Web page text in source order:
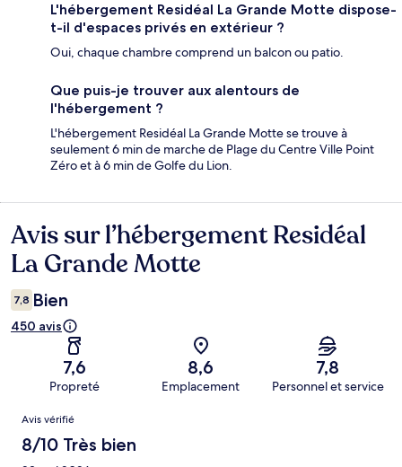
L'hébergement Residéal La Grande Motte dispose-
t-il d'espaces privés en extérieur ?
Oui, chaque chambre comprend un balcon ou patio.
Que puis-je trouver aux alentours de
l'hébergement ?
L'hébergement Residéal La Grande Motte se trouve à
seulement 6 min de marche de Plage du Centre Ville Point
Zéro et à 6 min de Golfe du Lion.
Avis
Avis sur l’hébergement Residéal
La Grande Motte
7,8 Bien
450 avis
7,6
Propreté
8,6
Emplacement
7,8
Personnel et service
Avis
Avis vérifié
8/10 Très bien